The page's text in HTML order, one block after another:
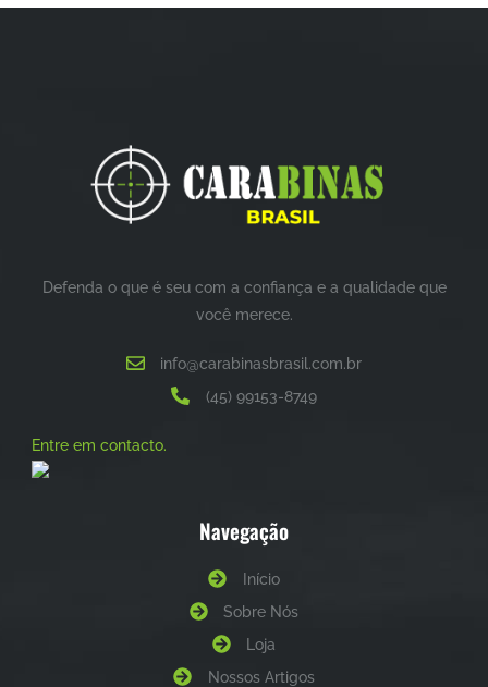
Defenda o que é seu com a confiança e a qualidade que
você merece.
info@carabinasbrasil.com.br
(45) 99153-8749
Entre em contacto.
Navegação
Início
Sobre Nós
Loja
Nossos Artigos